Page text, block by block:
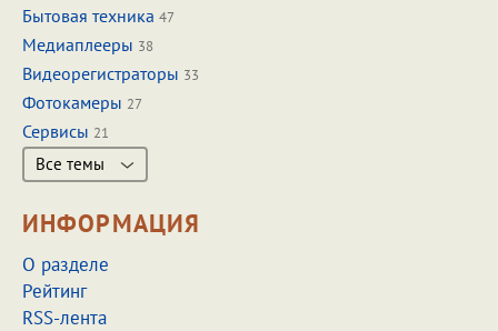
Бытовая техника 47
Медиаплееры 38
Видеорегистраторы 33
Фотокамеры 27
Сервисы 21
Все темы
ИНФОРМАЦИЯ
О разделе
Рейтинг
RSS-лента